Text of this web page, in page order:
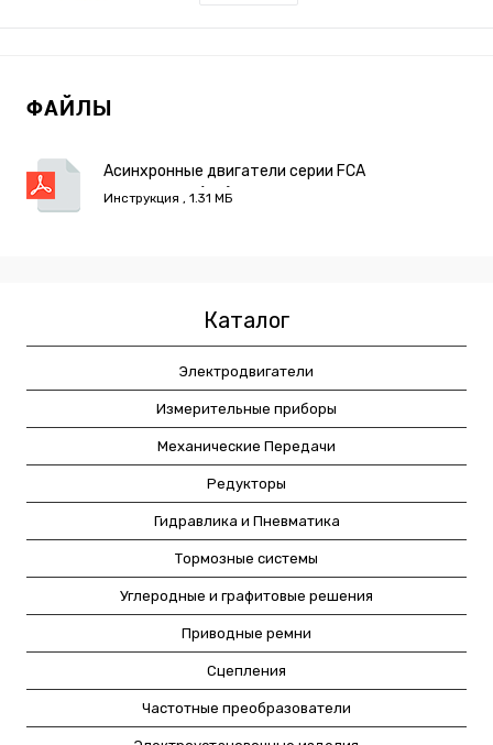
ФАЙЛЫ
Асинхронные двигатели серии FCA
PROGRESSIV (IE2).pdf
Инструкция , 1.31 МБ
Каталог
Электродвигатели
Измерительные приборы
Механические Передачи
Редукторы
Гидравлика и Пневматика
Тормозные системы
Углеродные и графитовые решения
Приводные ремни
Сцепления
Частотные преобразователи